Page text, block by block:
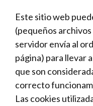
Este sitio web
(pequeños
servidor envía al
página) para llevar
que son
correcto
Las cookies